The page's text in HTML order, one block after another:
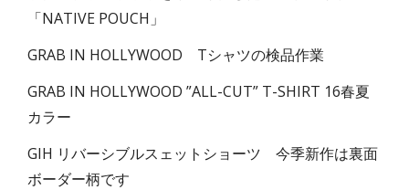
「NATIVE POUCH」
GRAB IN HOLLYWOOD Tシャツの検品作業
GRAB IN HOLLYWOOD ”ALL-CUT” T-SHIRT 16春夏
カラー
GIH リバーシブルスェットショーツ 今季新作は裏面
ボーダー柄です